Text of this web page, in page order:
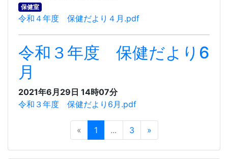
保健室
令和４年度 保健だより４月.pdf
令和３年度 保健だより6
月
2021年6月29日 14時07分
令和３年度 保健だより6月.pdf
« 1 ... 3 »